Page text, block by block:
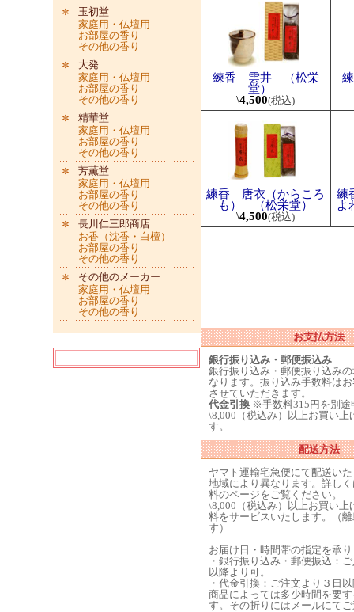
玉初堂
家庭用・仏壇用
お部屋の香り
その他の香り
大発
家庭用・仏壇用
お部屋の香り
その他の香り
精華堂
家庭用・仏壇用
お部屋の香り
その他の香り
芳薫堂
家庭用・仏壇用
お部屋の香り
その他の香り
長川仁三郎商店
お香（沈香・白檀）
お部屋の香り
その他の香り
その他のメーカー
家庭用・仏壇用
お部屋の香り
その他の香り
練香 雲井 （松栄
堂）
\4,500(税込)
練香 唐衣（からころ
も） （松栄堂）
\4,500(税込)
練
よ
お支払方法
銀行振り込み・郵便振込み
銀行振り込み・郵便振り込み
なります。振り込み手数料は
させていただきます。
代金引換※手数料315円を別途
\8,000（税込み）以上お買い上
す。
配送方法
ヤマト運輸宅急便にて配送い
地域により異なります。詳し
料のページをご覧ください。
\8,000（税込み）以上お買い上
料をサービスいたします。（
す）
お届け日・時間帯の指定を承
・銀行振り込み・郵便振込：
以降より可。
・代金引換：ご注文より３日
商品によっては多少時間を要
す。その折りにはメールにて